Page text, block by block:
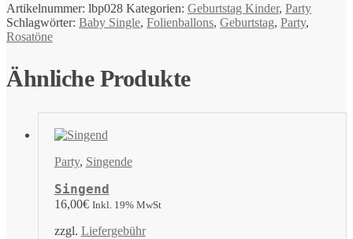
Artikelnummer: lbp028 Kategorien: Geburtstag Kinder, Party
Schlagwörter: Baby Single, Folienballons, Geburtstag, Party,
Rosatöne
Ähnliche Produkte
Party, Singende
Singend
16,00€ Inkl. 19% MwSt
zzgl. Liefergebühr